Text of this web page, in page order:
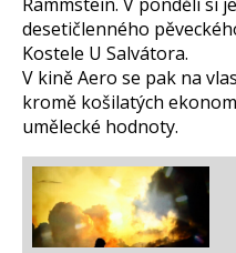
desetičlenného
Kostele U Salvátora.
V kině Aero se pak na
kromě košilatých
umělecké hodnoty.